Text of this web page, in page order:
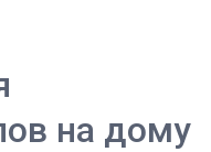
на дому